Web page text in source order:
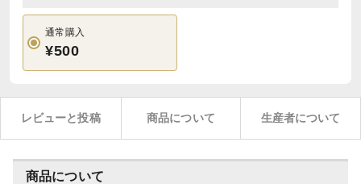
通常購入
¥500
レビューと投稿 商品について 生産者について
商品について